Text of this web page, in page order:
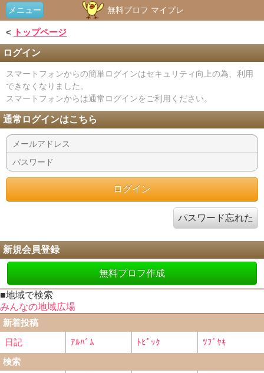
メニュー 無料プロフ マイプレ
< トップページ
ログイン
スマートフォンからの簡単ログインはセキュリティ向上の為、利用
できなくなりました。
スマートフォンからは通常ログインをご利用ください。
通常ログインはこちら
パスワード忘れた
新規会員登録
無料プロフ作成
■地域で検索
みんなの地域広場
新着投稿
日記
ｱﾙﾊﾞﾑ ﾄﾋﾟｯｸ
ﾂﾌﾞﾔｷ
検索